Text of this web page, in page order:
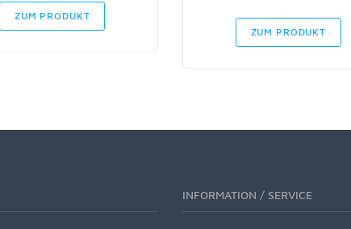
ZUM PRODUKT
ZUM PRODUKT
INFORMATION / SERVICE